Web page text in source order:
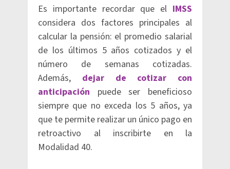
Es importante recordar que el IMSS
considera dos factores principales al
calcular la pensión: el promedio salarial
de los últimos 5 años cotizados y el
número de semanas cotizadas.
Además, dejar de cotizar con
anticipación puede ser beneficioso
siempre que no exceda los 5 años, ya
que te permite realizar un único pago en
retroactivo al inscribirte en la
Modalidad 40.